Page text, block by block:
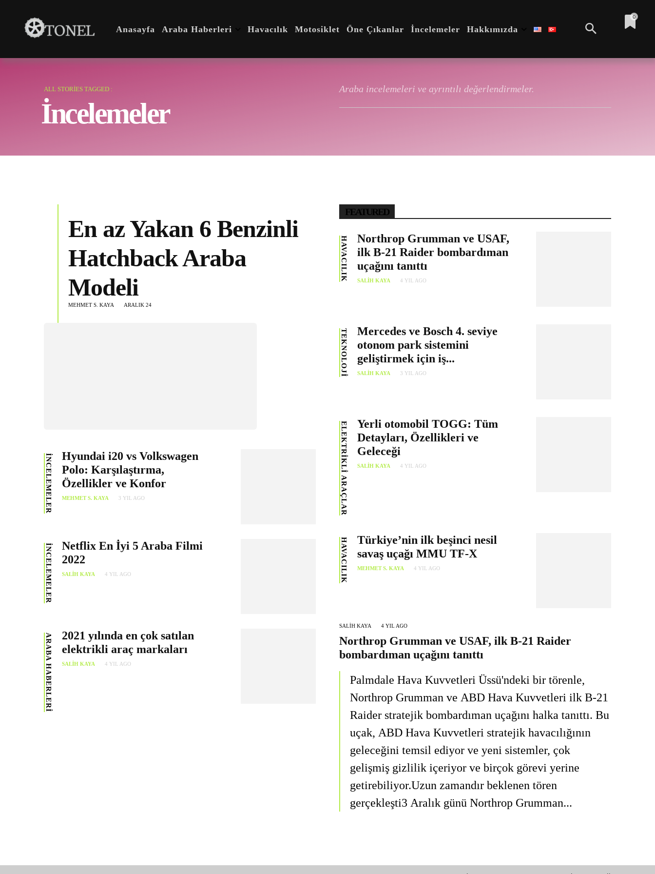
Anasayfa Araba Haberleri Havacılık Motosiklet Öne Çıkanlar İncelemeler Hakkımızda
0
ALL STORIES TAGGED :
İncelemeler
Araba incelemeleri ve ayrıntılı değerlendirmeler.
En az Yakan 6 Benzinli
Hatchback Araba
Modeli
MEHMET S. KAYA ARALIK 24
İNCELEMELER
Hyundai i20 vs Volkswagen
Polo: Karşılaştırma,
Özellikler ve Konfor
MEHMET S. KAYA 3 YIL AGO
İNCELEMELER
Netflix En İyi 5 Araba Filmi
2022
SALIH KAYA 4 YIL AGO
ARABA HABERLERI
2021 yılında en çok satılan
elektrikli araç markaları
SALIH KAYA 4 YIL AGO
FEATURED
HAVACILIK
Northrop Grumman ve USAF,
ilk B-21 Raider bombardıman
uçağını tanıttı
SALIH KAYA 4 YIL AGO
TEKNOLOJI
Mercedes ve Bosch 4. seviye
otonom park sistemini
geliştirmek için iş...
SALIH KAYA 3 YIL AGO
ELEKTRIKLI ARAÇLAR
Yerli otomobil TOGG: Tüm
Detayları, Özellikleri ve
Geleceği
SALIH KAYA 4 YIL AGO
HAVACILIK
Türkiye’nin ilk beşinci nesil
savaş uçağı MMU TF-X
MEHMET S. KAYA 4 YIL AGO
SALIH KAYA 4 YIL AGO
Northrop Grumman ve USAF, ilk B-21 Raider
bombardıman uçağını tanıttı
Palmdale Hava Kuvvetleri Üssü'ndeki bir törenle,
Northrop Grumman ve ABD Hava Kuvvetleri ilk B-21
Raider stratejik bombardıman uçağını halka tanıttı. Bu
uçak, ABD Hava Kuvvetleri stratejik havacılığının
geleceğini temsil ediyor ve yeni sistemler, çok
gelişmiş gizlilik içeriyor ve birçok görevi yerine
getirebiliyor.Uzun zamandır beklenen tören
gerçekleşti3 Aralık günü Northrop Grumman...